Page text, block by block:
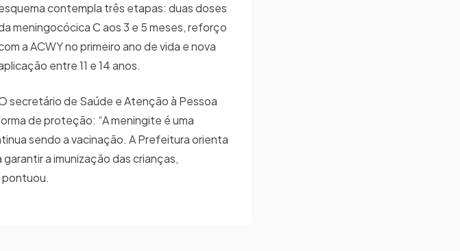
contempla três etapas: duas doses
meningocócica C aos 3 e 5 meses, reforço
a ACWY no primeiro ano de vida e nova
entre 11 e 14 anos.
secretário de Saúde e Atenção à Pessoa
de proteção: “A meningite é uma
sendo a vacinação. A Prefeitura orienta
a imunização das crianças,
pontuou.